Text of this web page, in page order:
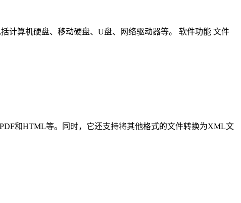
计算机硬盘、移动硬盘、U盘、网络驱动器等。 软件功能 文件
和HTML等。同时，它还支持将其他格式的文件转换为XML文